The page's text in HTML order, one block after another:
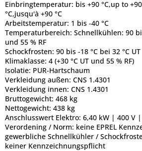
Einbringtemperatur: bis +90 °C,up to
°C,jusqu'à +90 °C
Arbeitstemperatur: 1 bis -40 °C
Temperaturbereich: Schnellkühlen: 90
und 55 % RF
Schockfrosten: 90 bis -18 °C bei 32 °C
Klimaklasse: 4 (+30 °C UT und 55 % RF)
Isolatie: PUR-Hartschaum
Verkleidung außen: CNS 1.4301
Verkleidung innen: CNS 1.4301
Bruttogewicht: 468 kg
Nettogewicht: 438 kg
Anschlusswert Elektro: 6,40 kW | 400 V
Verordening / Norm: keine EPREL
gewerbliche Schnellkühler /
keiner Kennzeichnungspflicht